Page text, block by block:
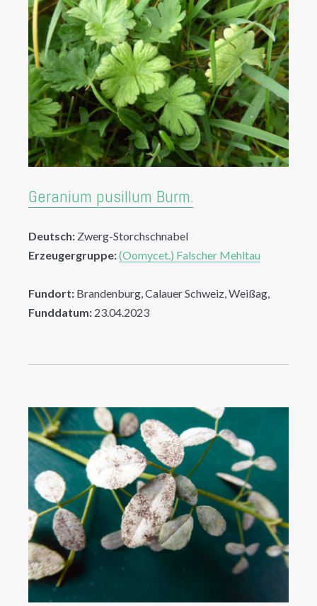
Geranium pusillum Burm.
Deutsch: Zwerg-Storchschnabel
Erzeugergruppe:(Oomycet.) Falscher Mehltau
Fundort: Brandenburg, Calauer Schweiz, Weißag,
Funddatum: 23.04.2023